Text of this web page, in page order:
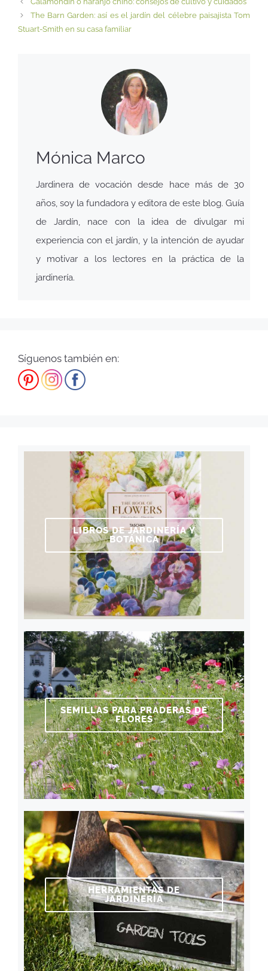
The Barn Garden: así es el jardín del célebre paisajista Tom
Stuart-Smith en su casa familiar
Mónica Marco
Jardinera de vocación desde hace más de 30
años, soy la fundadora y editora de este blog. Guía
de Jardín, nace con la idea de divulgar mi
experiencia con el jardín, y la intención de ayudar
y motivar a los lectores en la práctica de la
jardinería.
Síguenos también en:
LIBROS DE JARDINERÍA Y
BOTÁNICA
SEMILLAS PARA PRADERAS DE
FLORES
HERRAMIENTAS DE
JARDINERÍA